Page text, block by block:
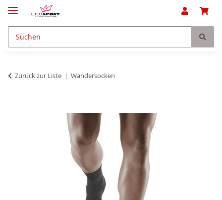
Zurück zur Liste Wandersocken